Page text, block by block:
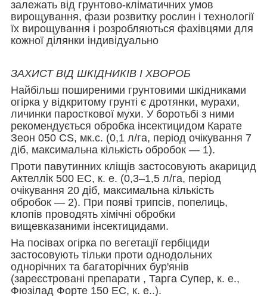
залежать від грунтово-кліматичних умов
вирощування, фази розвитку рослин і технології
їх вирощування і розробляються фахівцями для
кожної ділянки індивідуально
ЗАХИСТ ВІД ШКІДНИКІВ І ХВОРОБ
Найбільш поширеними грунтовими шкідниками
огірка у відкритому грунті є дротянки, мурахи,
личинки паросткової мухи. У боротьбі з ними
рекомендується обробка інсектицидом Карате
Зеон 050 CS, мк.с. (0,1 л/га, період очікування 7
діб, максимальна кількість обробок — 1).
Проти павутинних кліщів застосовують акарицид
Актеллік 500 ЕС, к. е. (0,3–1,5 л/га, період
очікування 20 діб, максимальна кількість
обробок — 2). При появі трипсів, попелиць,
клопів проводять хімічні обробки
вищевказаними інсектицидами.
На посівах огірка по вегетації гербіциди
застосовують тільки проти однодольних
однорічних та багаторічних бур'янів
(зареєстровані препарати , Тарга Супер, к. е.,
Фюзілад Форте 150 ЕС, к. е..).